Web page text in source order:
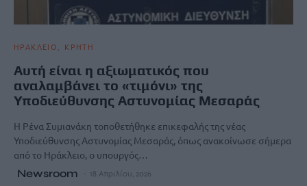
ΗΡΑΚΛΕΙΟ ΚΡΗΤΗ
Αυτή είναι η αξιωματικός που
αναλαμβάνει το «τιμόνι» της
Υποδιεύθυνσης Αστυνομίας Μεσαράς
Η Ρένα Συμιανάκη τοποθετήθηκε επικεφαλής της νέας
Υποδιεύθυνσης Αστυνομίας Μεσαράς, όπως ανακοίνωσε σήμερα
από το Ηράκλειο, ο υπουργός…
Newsroom 18 Απριλίου, 2026